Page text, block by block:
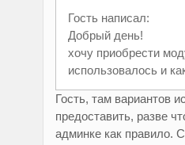
Гость написал:
Добрый день!
хочу приобрести
использовалось и
Гость, там вариантов
предоставить, разве
админке как правило.